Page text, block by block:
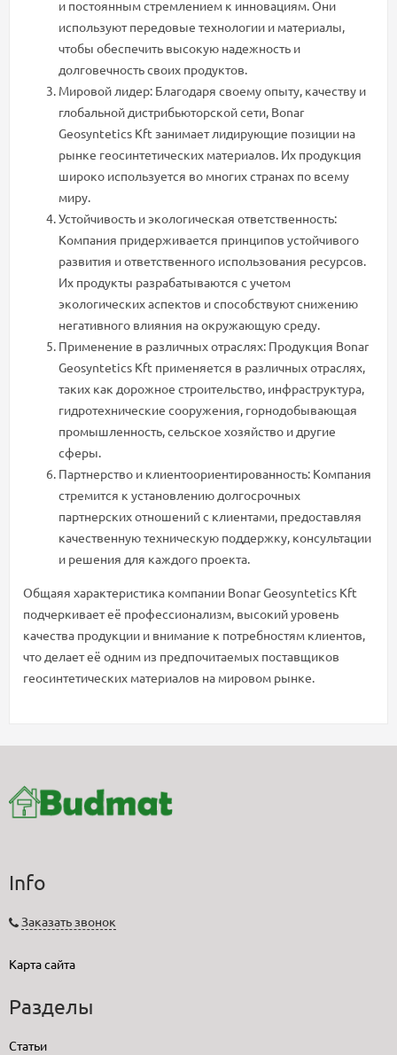
и постоянным стремлением к инновациям. Они
используют передовые технологии и материалы,
чтобы обеспечить высокую надежность и
долговечность своих продуктов.
Мировой лидер: Благодаря своему опыту, качеству и
глобальной дистрибьюторской сети, Bonar
Geosyntetics Kft занимает лидирующие позиции на
рынке геосинтетических материалов. Их продукция
широко используется во многих странах по всему
миру.
Устойчивость и экологическая ответственность:
Компания придерживается принципов устойчивого
развития и ответственного использования ресурсов.
Их продукты разрабатываются с учетом
экологических аспектов и способствуют снижению
негативного влияния на окружающую среду.
Применение в различных отраслях: Продукция Bonar
Geosyntetics Kft применяется в различных отраслях,
таких как дорожное строительство, инфраструктура,
гидротехнические сооружения, горнодобывающая
промышленность, сельское хозяйство и другие
сферы.
Партнерство и клиентоориентированность: Компания
стремится к установлению долгосрочных
партнерских отношений с клиентами, предоставляя
качественную техническую поддержку, консультации
и решения для каждого проекта.
Общаяя характеристика компании Bonar Geosyntetics Kft
подчеркивает её профессионализм, высокий уровень
качества продукции и внимание к потребностям клиентов,
что делает её одним из предпочитаемых поставщиков
геосинтетических материалов на мировом рынке.
Info
Заказать звонок
Карта сайта
Разделы
Статьи